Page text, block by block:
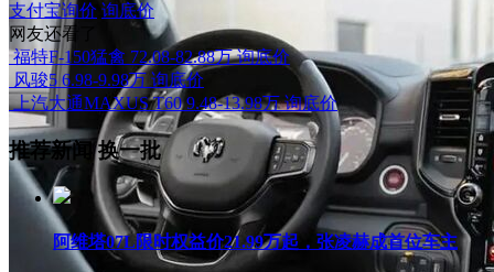
支付宝询价 询底价
网友还看了
福特F-150猛禽 72.08-82.88万 询底价
风骏5 6.98-9.98万 询底价
上汽大通MAXUS T60 9.48-13.98万 询底价
推荐新闻换一批
阿维塔07L限时权益价21.99万起，张凌赫成首位车主